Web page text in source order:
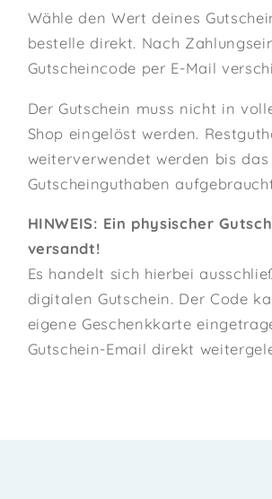
Wähle den Wert deines
bestelle direkt. Nach
Gutscheincode per E-Mail
Der Gutschein muss nicht in
Shop eingelöst werden.
weiterverwendet werden bis das
Gutscheinguthaben
HINWEIS: Ein physischer
versandt!
Es handelt sich hierbei
digitalen Gutschein. Der Code
eigene Geschenkkarte
Gutschein-Email direkt